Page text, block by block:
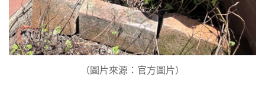
（圖片來源：官方圖片）